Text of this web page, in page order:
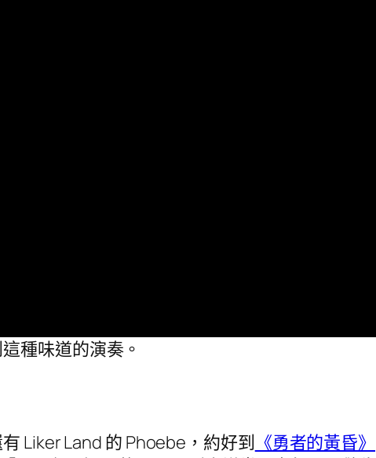
種味道的演奏。
Liker Land 的 Phoebe，約好到 《勇者的黃昏》